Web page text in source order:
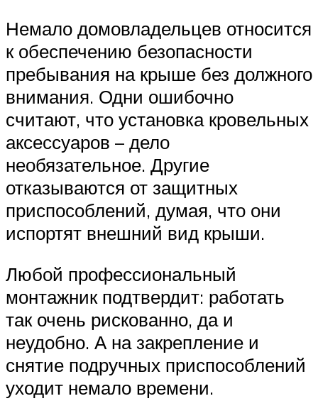
Немало домовладельцев относится
к обеспечению безопасности
пребывания на крыше без должного
внимания. Одни ошибочно
считают, что установка кровельных
аксессуаров – дело
необязательное. Другие
отказываются от защитных
приспособлений, думая, что они
испортят внешний вид крыши.
Любой профессиональный
монтажник подтвердит: работать
так очень рискованно, да и
неудобно. А на закрепление и
снятие подручных приспособлений
уходит немало времени.